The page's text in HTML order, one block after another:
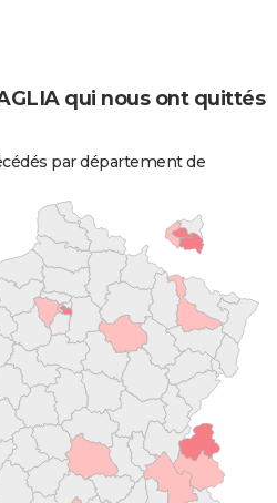
qui nous ont quittés
par département de